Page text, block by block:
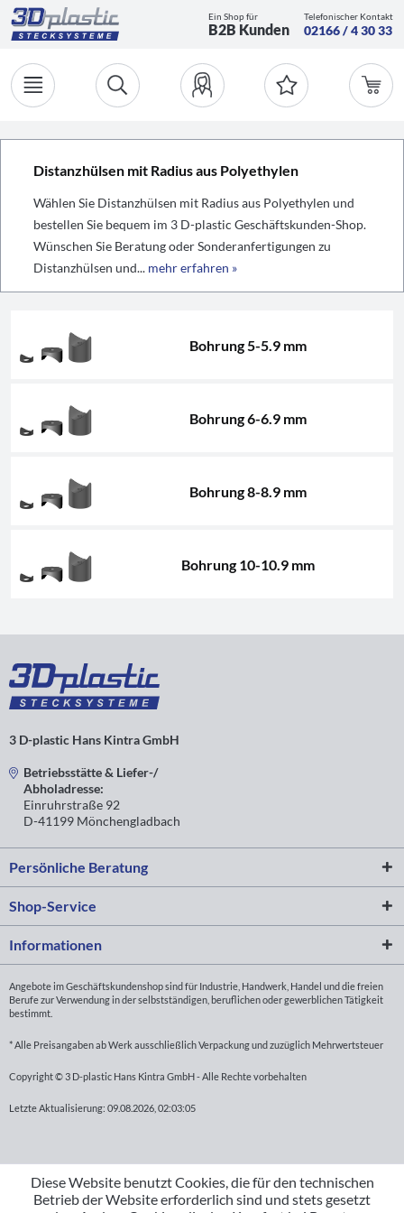
Ein Shop für
B2B Kunden
Telefonischer Kontakt
02166 / 4 30 33
Distanzhülsen mit Radius aus Polyethylen
Wählen Sie Distanzhülsen mit Radius aus Polyethylen und
bestellen Sie bequem im 3 D-plastic Geschäftskunden-Shop.
Wünschen Sie Beratung oder Sonderanfertigungen zu
Distanzhülsen und... mehr erfahren »
Bohrung 5-5.9 mm
Bohrung 6-6.9 mm
Bohrung 8-8.9 mm
Bohrung 10-10.9 mm
3 D-plastic Hans Kintra GmbH
Betriebsstätte & Liefer-/
Abholadresse:
Einruhrstraße 92
D-41199 Mönchengladbach
Persönliche Beratung
Shop-Service
Informationen
Angebote im Geschäftskundenshop sind für Industrie, Handwerk, Handel und die freien
Berufe zur Verwendung in der selbstständigen, beruflichen oder gewerblichen Tätigkeit
bestimmt.
* Alle Preisangaben ab Werk ausschließlich Verpackung und zuzüglich Mehrwertsteuer
Copyright © 3 D-plastic Hans Kintra GmbH - Alle Rechte vorbehalten
Letzte Aktualisierung: 09.08.2026, 02:03:05
Diese Website benutzt Cookies, die für den technischen
Betrieb der Website erforderlich sind und stets gesetzt